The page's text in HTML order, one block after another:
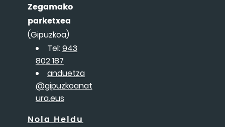
Zegamako
parketxea
(Gipuzkoa)
Tel:943
802 187
anduetza
@gipuzkoanat
ura.eus
Nola Heldu